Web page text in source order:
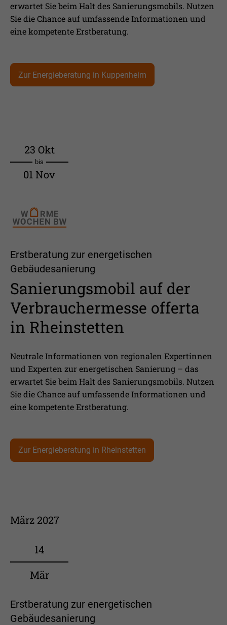
erwartet Sie beim Halt des Sanierungsmobils. Nutzen
Sie die Chance auf umfassende Informationen und
eine kompetente Erstberatung.
Zur Energieberatung in Kuppenheim
23 Okt
bis
01 Nov
Erstberatung zur energetischen
Gebäudesanierung
Sanierungsmobil auf der
Verbrauchermesse offerta
in Rheinstetten
Neutrale Informationen von regionalen Expertinnen
und Experten zur energetischen Sanierung – das
erwartet Sie beim Halt des Sanierungsmobils. Nutzen
Sie die Chance auf umfassende Informationen und
eine kompetente Erstberatung.
Zur Energieberatung in Rheinstetten
März 2027
14
Mär
Erstberatung zur energetischen
Gebäudesanierung